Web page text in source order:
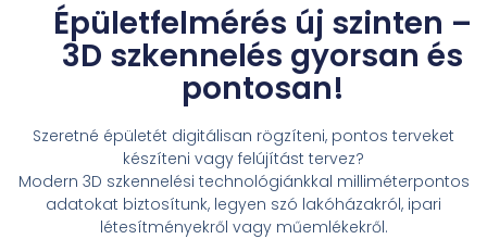
Épületfelmérés új szinten –
3D szkennelés gyorsan és
pontosan!
Szeretné épületét digitálisan rögzíteni, pontos terveket
készíteni vagy felújítást tervez?
Modern 3D szkennelési technológiánkkal milliméterpontos
adatokat biztosítunk, legyen szó lakóházakról, ipari
létesítményekről vagy műemlékekről.